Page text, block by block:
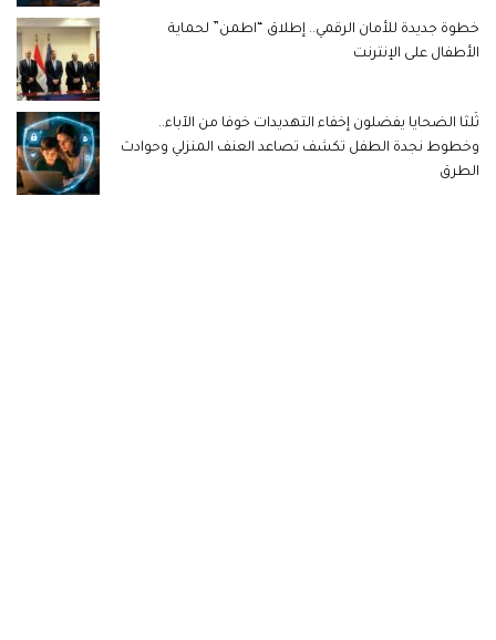
خطوة جديدة للأمان الرقمي.. إطلاق “اطمن” لحماية
الأطفال على الإنترنت
ثُلثا الضحايا يفضلون إخفاء التهديدات خوفا من الآباء..
وخطوط نجدة الطفل تكشف تصاعد العنف المنزلي وحوادث
الطرق